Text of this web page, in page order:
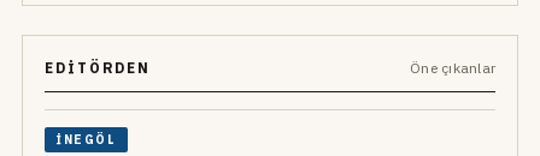
EDITÖRDEN Öne çıkanlar
İNEGÖL